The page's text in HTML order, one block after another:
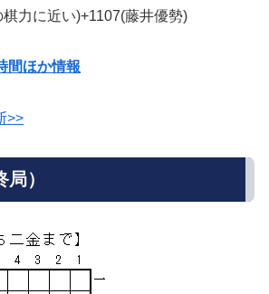
力に近い)+1107(藤井優勢)
間ほか情報
>>
）